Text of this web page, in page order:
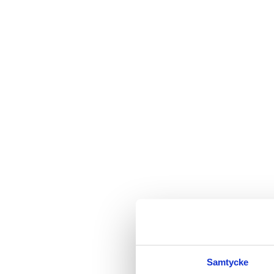
Samtycke